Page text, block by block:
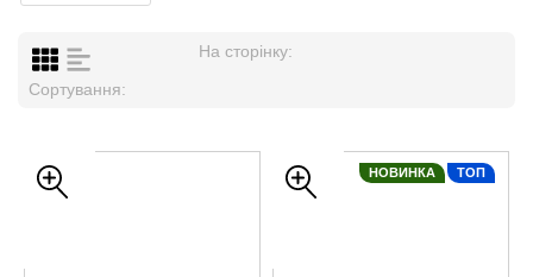
На сторінку:
Сортування:
ТОП
НОВИНКА